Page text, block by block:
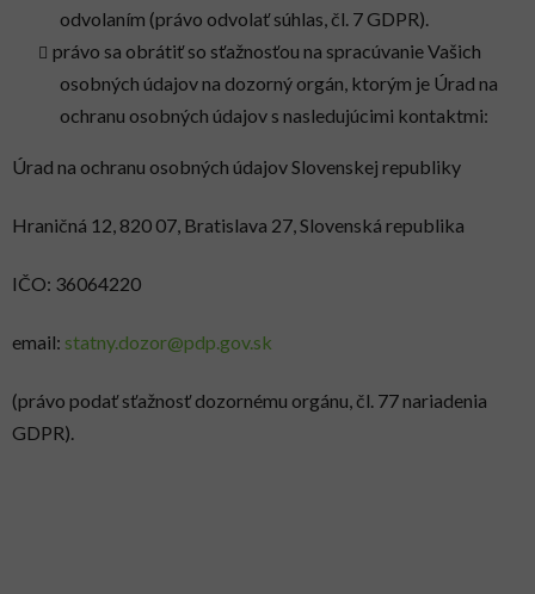
odvolaním (právo odvolať súhlas, čl. 7 GDPR).
právo sa obrátiť so sťažnosťou na spracúvanie Vašich
osobných údajov na dozorný orgán, ktorým je Úrad na
ochranu osobných údajov s nasledujúcimi kontaktmi:
Úrad na ochranu osobných údajov Slovenskej republiky
Hraničná 12, 820 07, Bratislava 27, Slovenská republika
IČO: 36064220
email: statny.dozor@pdp.gov.sk
(právo podať sťažnosť dozornému orgánu, čl. 77 nariadenia
GDPR).